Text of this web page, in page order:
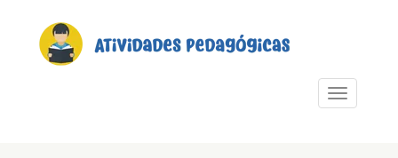
Alternar